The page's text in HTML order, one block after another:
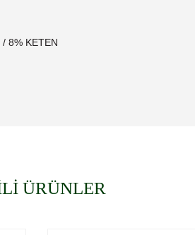
8% KETEN
ÜRÜNLER